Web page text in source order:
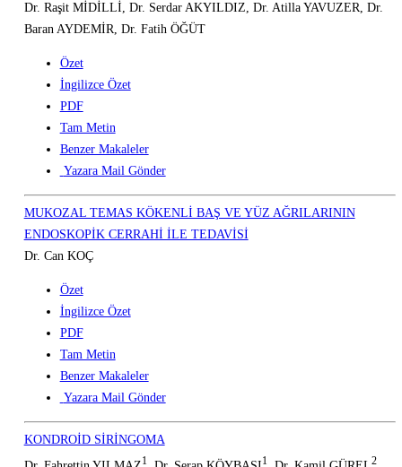
Dr. Raşit MİDİLLİ, Dr. Serdar AKYILDIZ, Dr. Atilla YAVUZER, Dr.
Baran AYDEMİR, Dr. Fatih ÖĞÜT
Özet
İngilizce Özet
PDF
Tam Metin
Benzer Makaleler
Yazara Mail Gönder
MUKOZAL TEMAS KÖKENLİ BAŞ VE YÜZ AĞRILARININ
ENDOSKOPİK CERRAHİ İLE TEDAVİSİ
Dr. Can KOÇ
Özet
İngilizce Özet
PDF
Tam Metin
Benzer Makaleler
Yazara Mail Gönder
KONDROİD SİRİNGOMA
1 1 2